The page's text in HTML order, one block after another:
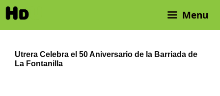
Menu
Utrera Celebra el 50 Aniversario de la Barriada de
La Fontanilla